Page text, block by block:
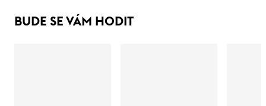
BUDE SE VÁM HODIT